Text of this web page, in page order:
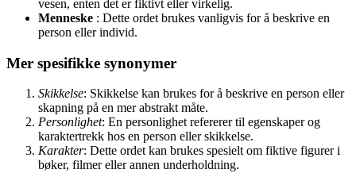
vesen, enten det er fiktivt eller virkelig.
Menneske : Dette ordet brukes vanligvis for å beskrive en
person eller individ.
Mer spesifikke synonymer
Skikkelse: Skikkelse kan brukes for å beskrive en person eller
skapning på en mer abstrakt måte.
Personlighet: En personlighet refererer til egenskaper og
karaktertrekk hos en person eller skikkelse.
Karakter: Dette ordet kan brukes spesielt om fiktive figurer i
bøker, filmer eller annen underholdning.